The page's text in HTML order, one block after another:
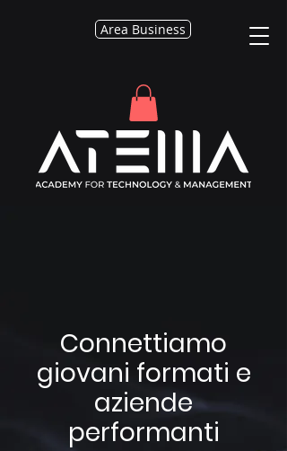
Area Business
Connettiamo
giovani formati e
aziende
performanti